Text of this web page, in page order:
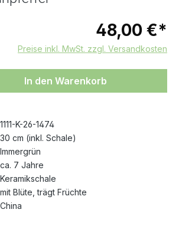
48,00 €*
Preise inkl. MwSt. zzgl. Versandkosten
gewünschten Wert
In den Warenkorb
1111-K-26-1474
30 cm (inkl. Schale)
Immergrün
ca. 7 Jahre
Keramikschale
mit Blüte , trägt Früchte
China